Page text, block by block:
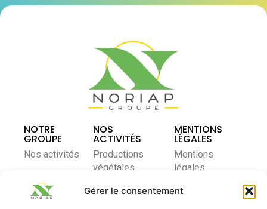
Gérer le consentement
NOTRE
GROUPE
Nos activités
coopératif
NOS
ACTIVITÉS
Productions
végétales
Élevage et
MENTIONS
LÉGALES
Mentions
légales
Politique de